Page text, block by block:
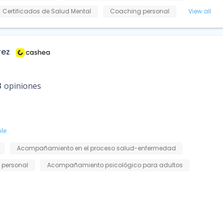
Certificados de Salud Mental Coaching personal View all
opiniones
Acompañamiento en el proceso salud-enfermedad
Acompañamiento psicológico para adultos